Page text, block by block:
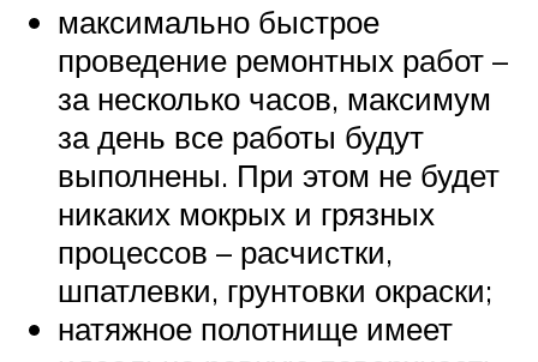
максимально быстрое
проведение ремонтных работ –
за несколько часов, максимум
за день все работы будут
выполнены. При этом не будет
никаких мокрых и грязных
процессов – расчистки,
шпатлевки, грунтовки окраски;
натяжное полотнище имеет